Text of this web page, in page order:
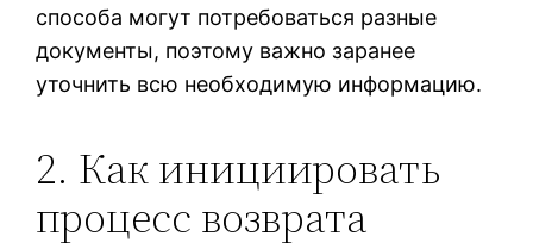
способа могут потребоваться разные
документы, поэтому важно заранее
уточнить всю необходимую информацию.
2. Как инициировать
процесс возврата